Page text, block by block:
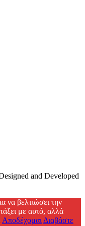
and Developed
να βελτιώσει την
με αυτό, αλλά
Αποδέχομαι Διαβάστε